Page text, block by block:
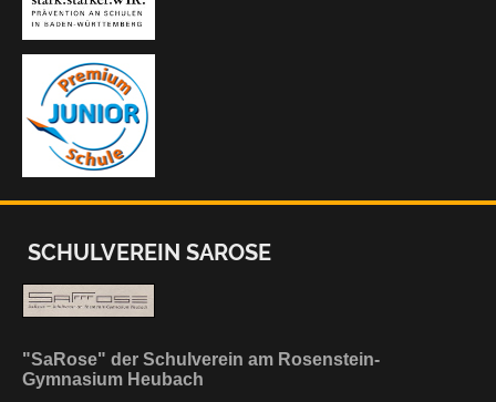
SCHULVEREIN SAROSE
"SaRose" der Schulverein am Rosenstein-
Gymnasium Heubach